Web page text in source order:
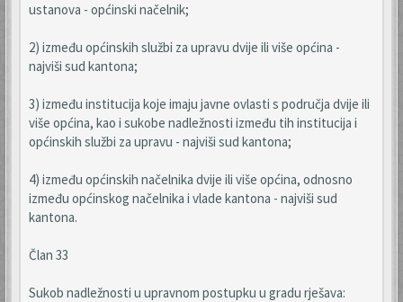
ustanova - općinski načelnik;
2) između općinskih službi za upravu dvije ili više općina -
najviši sud kantona;
3) između institucija koje imaju javne ovlasti s područja dvije ili
više općina, kao i sukobe nadležnosti između tih institucija i
općinskih službi za upravu - najviši sud kantona;
4) između općinskih načelnika dvije ili više općina, odnosno
između općinskog načelnika i vlade kantona - najviši sud
kantona.
Član 33
Sukob nadležnosti u upravnom postupku u gradu rješava: